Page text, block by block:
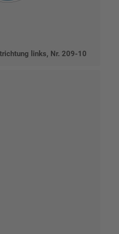
links, Nr. 209-10